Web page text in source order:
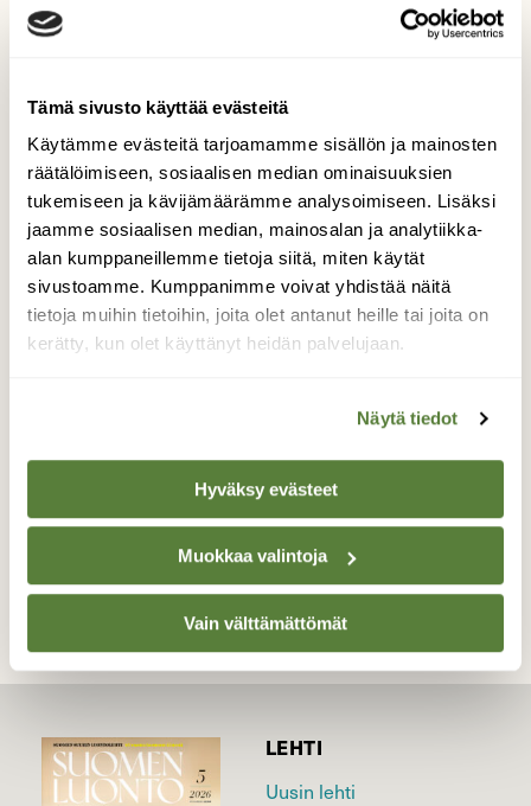
Tämä sivusto käyttää evästeitä
Käytämme evästeitä tarjoamamme sisällön ja mainosten
räätälöimiseen, sosiaalisen median ominaisuuksien
tukemiseen ja kävijämäärämme analysoimiseen. Lisäksi
jaamme sosiaalisen median, mainosalan ja analytiikka-
alan kumppaneillemme tietoja siitä, miten käytät
sivustoamme. Kumppanimme voivat yhdistää näitä
tietoja muihin tietoihin, joita olet antanut heille tai joita on
kerätty, kun olet käyttänyt heidän palvelujaan.
Näytä tiedot
Hyväksy evästeet
Muokkaa valintoja
Vain välttämättömät
Tukkimiehentäi
Tukkimiehentäi rapsutteli mökkipöydän
Valokuvaaja: Yrjö Rantamäki, Kuopio 21.05.2026
TAKAISIN LISTAAN
LEHTI
Uusin lehti